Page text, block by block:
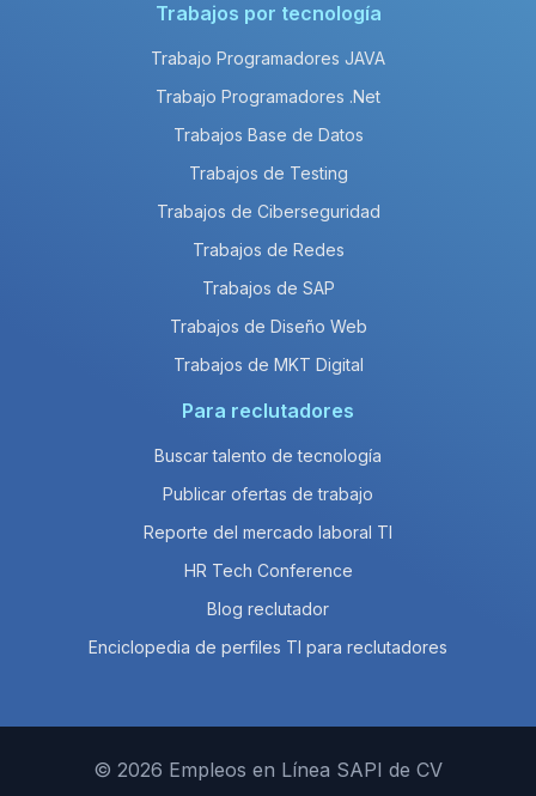
Trabajos por tecnología
Trabajo Programadores JAVA
Trabajo Programadores .Net
Trabajos Base de Datos
Trabajos de Testing
Trabajos de Ciberseguridad
Trabajos de Redes
Trabajos de SAP
Trabajos de Diseño Web
Trabajos de MKT Digital
Para reclutadores
Buscar talento de tecnología
Publicar ofertas de trabajo
Reporte del mercado laboral TI
HR Tech Conference
Blog reclutador
Enciclopedia de perfiles TI para reclutadores
© 2026 Empleos en Línea SAPI de CV